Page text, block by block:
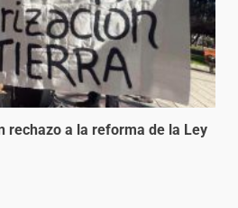
rechazo a la reforma de la Ley